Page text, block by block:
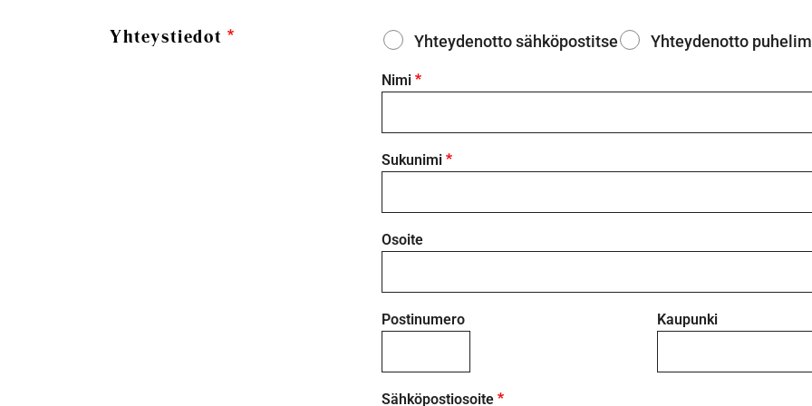
Yhteystiedot Yhteydenotto sähköpostitse Yhteydenotto
Nimi
Sukunimi
Osoite
Postinumero Kaupunki
Sähköpostiosoite